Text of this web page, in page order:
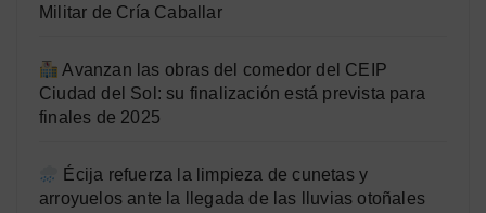
Militar de Cría Caballar
Avanzan las obras del comedor del CEIP
Ciudad del Sol: su finalización está prevista para
finales de 2025
Écija refuerza la limpieza de cunetas y
arroyuelos ante la llegada de las lluvias otoñales